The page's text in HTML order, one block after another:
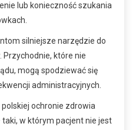
lub konieczność szukania
silniejsze narzędzie do
które nie
mogą spodziewać się
administracyjnych.
polskiej ochronie zdrowia
w którym pacjent nie jest